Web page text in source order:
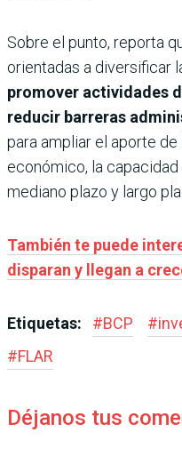
Sobre el punto, reporta
orientadas a diversificar
promover actividades
reducir barreras
para ampliar el aporte
económico, la
mediano plazo y largo
También te puede
disparan y llegan a
Etiquetas: #BCP #
#FLAR
Déjanos tus